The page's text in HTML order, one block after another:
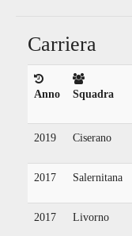
Carriera
Anno Squadra
2019 Ciserano
2017 Salernitana
2017 Livorno